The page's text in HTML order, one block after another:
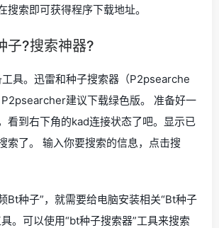
搜索即可获得程序下载地址。
子?搜索神器?
工具。迅雷和种子搜索器（P2psearche
建议下载绿色版。 准备好一
看到右下角的kad连接状态了吧。显示已
索了。 输入你要搜索的信息，点击搜
Bt种子”，就需要给电脑安装相关“Bt种子
。可以使用“bt种子搜索器”工具来搜索